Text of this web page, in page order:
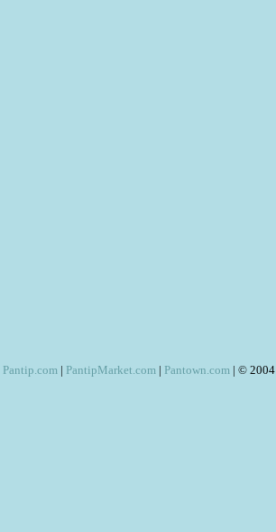
Pantip.com | PantipMarket.com | Pantown.com | © 2004